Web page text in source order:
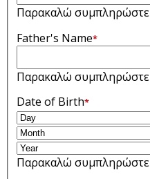
Παρακαλώ συμπληρώστε
Father's Name*
Παρακαλώ συμπληρώστε
Date of Birth*
Παρακαλώ συμπληρώστε